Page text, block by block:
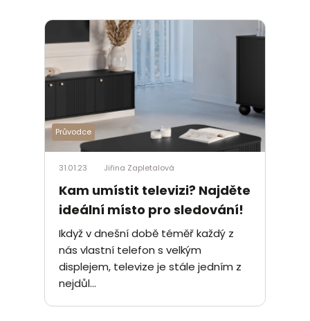
Průvodce
31.01.23 Jiřina Zapletalová
Kam umístit televizi? Najděte
ideální místo pro sledování!
Ikdyž v dnešní době téměř každý z
nás vlastní telefon s velkým
displejem, televize je stále jedním z
nejdůl...